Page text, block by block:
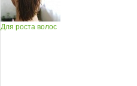
Для роста волос